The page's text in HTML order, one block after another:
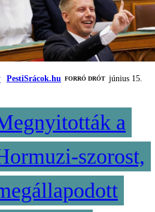
PestiSrácok.hu FORRÓ DRÓT június 15.
a
szorost,